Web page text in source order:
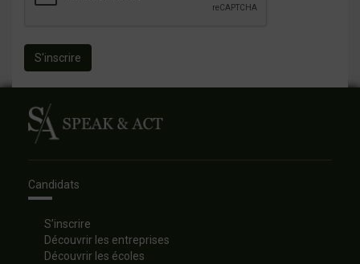
S'inscrire
Candidats
S’inscrire
Découvrir les entreprises
Découvrir les écoles